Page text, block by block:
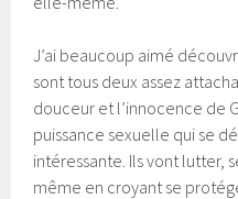
J’ai beaucoup aimé
sont tous deux assez
douceur et l’innocence de
puissance sexuelle qui se
intéressante. Ils vont lutter,
même en croyant se